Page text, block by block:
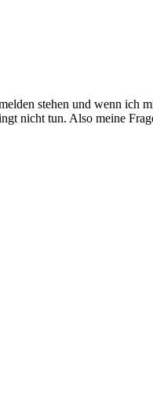
stehen und wenn ich
nicht tun. Also meine